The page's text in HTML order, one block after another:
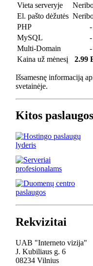
Vieta serveryje
El. pašto dėžutės
PHP
-
MySQL
-
Multi-Domain
-
Kaina už mėnesį
2.99
Išsamesnę informaciją
svetainėje.
Kitos paslaugos
Rekvizitai
UAB "Interneto vizija"
J. Kubiliaus g. 6
08234 Vilnius